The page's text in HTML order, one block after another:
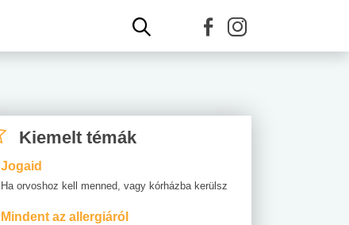
Kiemelt témák
Jogaid
Ha orvoshoz kell menned, vagy kórházba kerülsz
Mindent az allergiáról